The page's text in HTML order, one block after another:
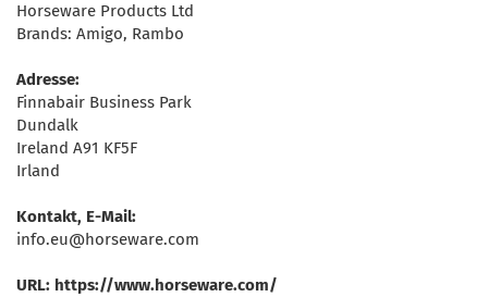
Horseware Products Ltd
Brands: Amigo, Rambo
Adresse:
Finnabair Business Park
Dundalk
Ireland A91 KF5F
Irland
Kontakt, E-Mail:
info.eu@horseware.com
URL: https://www.horseware.com/